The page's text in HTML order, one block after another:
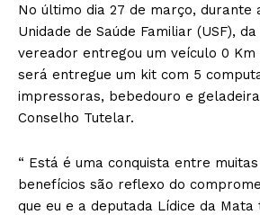
No último dia 27 de março, durante
Unidade de Saúde Familiar (USF),
vereador entregou um veículo 0
será entregue um kit com 5
impressoras, bebedouro e
Conselho Tutelar.
“ Está é uma conquista entre
benefícios são reflexo do
que eu e a deputada Lídice da